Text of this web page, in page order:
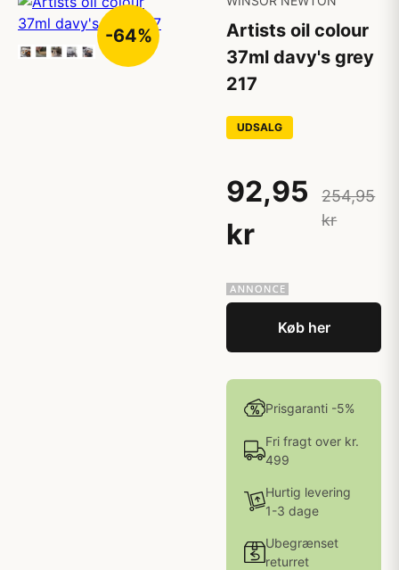
-64%
Artists oil colour
37ml davy's grey
217
UDSALG
92,95
kr
254,95
kr
Køb her
Prisgaranti -5%
Fri fragt over kr.
499
Hurtig levering
1-3 dage
Ubegrænset
returret